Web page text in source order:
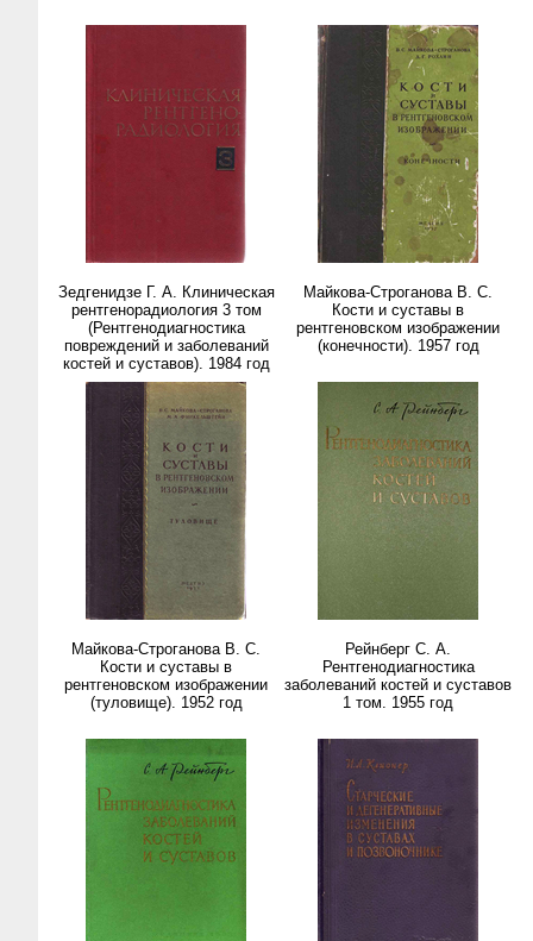
Зедгенидзе Г. А. Клиническая
рентгенорадиология 3 том
(Рентгенодиагностика
повреждений и заболеваний
костей и суставов). 1984 год
Майкова-Строганова В. С.
Кости и суставы в
рентгеновском изображении
(конечности). 1957 год
Майкова-Строганова В. С.
Кости и суставы в
рентгеновском изображении
(туловище). 1952 год
Рейнберг С. А.
Рентгенодиагностика
заболеваний костей и суставов
1 том. 1955 год